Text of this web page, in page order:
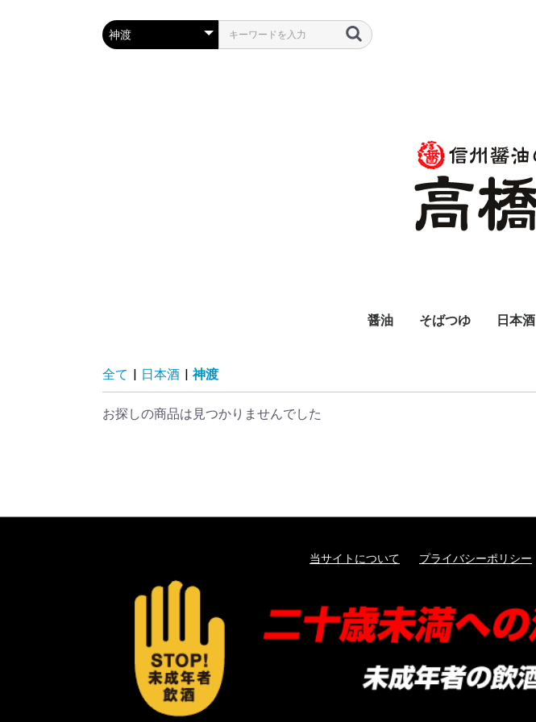
醤油 そばつゆ 日本酒
全て | 日本酒 | 神渡
お探しの商品は見つかりませんでした
当サイトについて プライバシーポリシー